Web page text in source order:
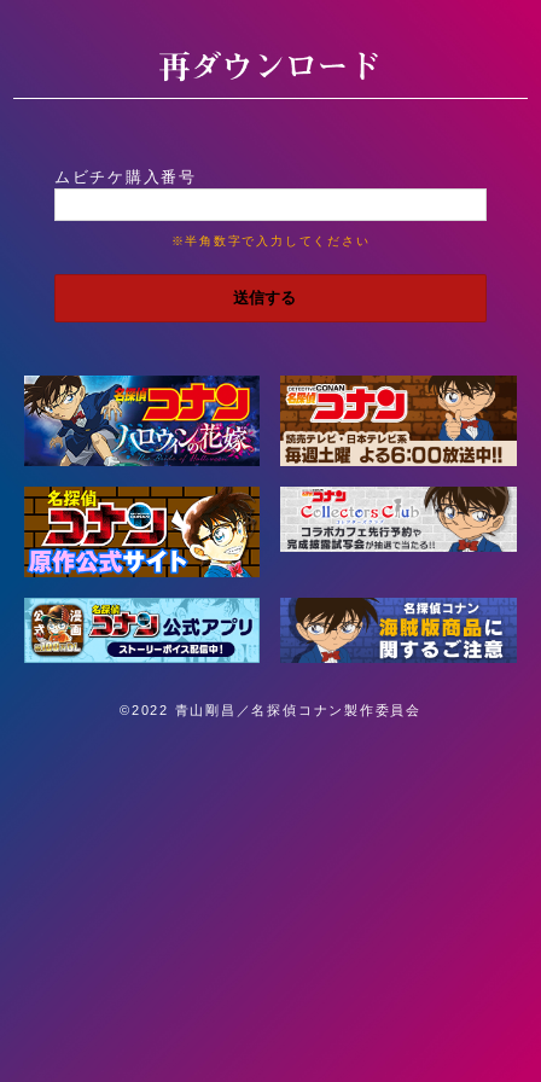
ムビチケ購入番号
※半角数字で入力してください
©2022 青山剛昌／名探偵コナン製作委員会